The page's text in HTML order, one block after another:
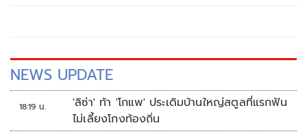
NEWS UPDATE
18:19 น.
'ลิซ่า' ท้า 'โกแพ' ประเดิมบ้านใหญ่สตูลที่แรกฟัน
ไม่เลี้ยงโกงท้องถิ่น